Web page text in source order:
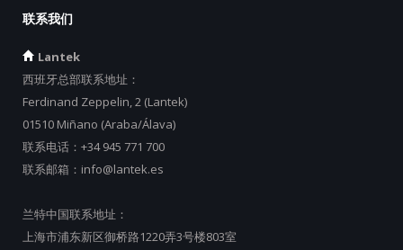
联系我们
Lantek
西班牙总部联系地址：
Ferdinand Zeppelin, 2 (Lantek)
01510 Miñano (Araba/Álava)
联系电话： +34 945 771 700
联系邮箱： info@lantek.es
兰特中国联系地址：
上海市浦东新区御桥路1220弄3号楼803室